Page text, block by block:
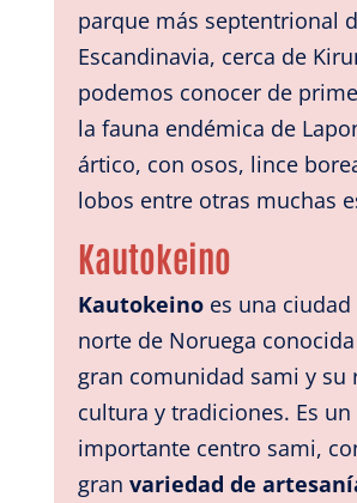
parque más septentrional
Escandinavia, cerca de
podemos conocer de
la fauna endémica de
ártico, con osos, lince
lobos entre otras muchas
Kautokeino
Kautokeinoes una ciudad
norte de Noruega
gran comunidad sami y su
cultura y tradiciones. Es un
importante centro sami,
gran variedad de